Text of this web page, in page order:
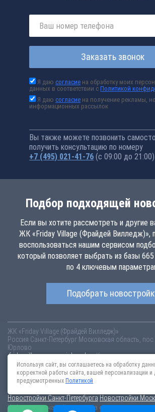
Заказать звонок
Я даюсогласие на обработку моих
данных в соответствии сПолитикой
Я даюсогласие на получение рекламы,
информационных рассылок
Вы также можете позвонить
получить консультацию по номеру
+7 (495) 021-41-76 (с 09:00 до 21:00)
Подбор подходящей
Если вы хотите рассмотреть и другие
ЖК «Friday Village (Фрайдей Вилледж)»,
воспользоваться нашим сервисом
который позволяет выбрать из базы
по 4 ключевым
Подобрать
ЖК «Friday Village (Фрайдей Вилледж)»
Россия Санкт-Петербург Московская область, пос.
Юрлово
fridayvillage.novopoisk.msk.ruКупить квартиру в
комплексе «Friday Village (Фрайдей Вилледж)» от
Солнечногорском районе. Квартиры различных
млн рублей!
Новостройки Санкт-Петербурга Новостройки
Информация на сайте взята из открытых
Используя сайт, вы соглашаетесь на обработку
корректной работы сайта, вашей персонализации и
предусмотренных Политикой